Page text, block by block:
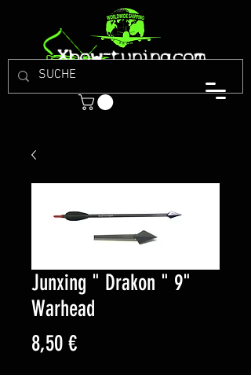
Junxing " Drakon " 9"
Warhead
8,50 €Preis